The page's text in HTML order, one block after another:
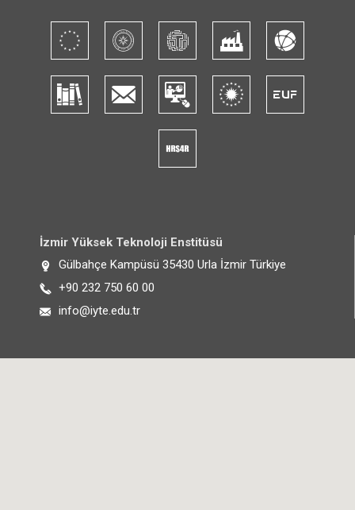
İzmir Yüksek Teknoloji Enstitüsü
Adres:
Gülbahçe Kampüsü 35430 Urla İzmir Türkiye
Telefon:
+90 232 750 60 00
E-posta:
info@iyte.edu.tr